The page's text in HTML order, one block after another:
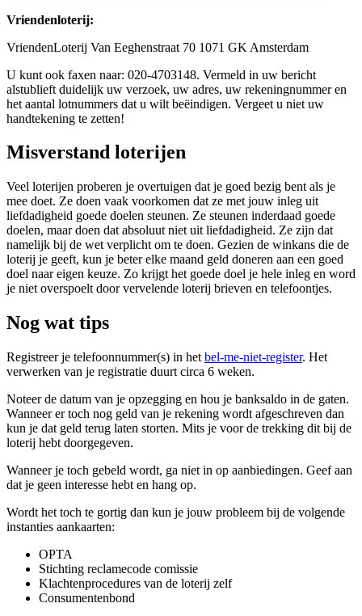
Vriendenloterij:
VriendenLoterij Van Eeghenstraat 70 1071 GK Amsterdam
U kunt ook faxen naar: 020-4703148. Vermeld in uw bericht
alstublieft duidelijk uw verzoek, uw adres, uw rekeningnummer en
het aantal lotnummers dat u wilt beëindigen. Vergeet u niet uw
handtekening te zetten!
Misverstand loterijen
Veel loterijen proberen je overtuigen dat je goed bezig bent als je
mee doet. Ze doen vaak voorkomen dat ze met jouw inleg uit
liefdadigheid goede doelen steunen. Ze steunen inderdaad goede
doelen, maar doen dat absoluut niet uit liefdadigheid. Ze zijn dat
namelijk bij de wet verplicht om te doen. Gezien de winkans die de
loterij je geeft, kun je beter elke maand geld doneren aan een goed
doel naar eigen keuze. Zo krijgt het goede doel je hele inleg en word
je niet overspoelt door vervelende loterij brieven en telefoontjes.
Nog wat tips
Registreer je telefoonnummer(s) in het bel-me-niet-register. Het
verwerken van je registratie duurt circa 6 weken.
Noteer de datum van je opzegging en hou je banksaldo in de gaten.
Wanneer er toch nog geld van je rekening wordt afgeschreven dan
kun je dat geld terug laten storten. Mits je voor de trekking dit bij de
loterij hebt doorgegeven.
Wanneer je toch gebeld wordt, ga niet in op aanbiedingen. Geef aan
dat je geen interesse hebt en hang op.
Wordt het toch te gortig dan kun je jouw probleem bij de volgende
instanties aankaarten:
OPTA
Stichting reclamecode comissie
Klachtenprocedures van de loterij zelf
Consumentenbond